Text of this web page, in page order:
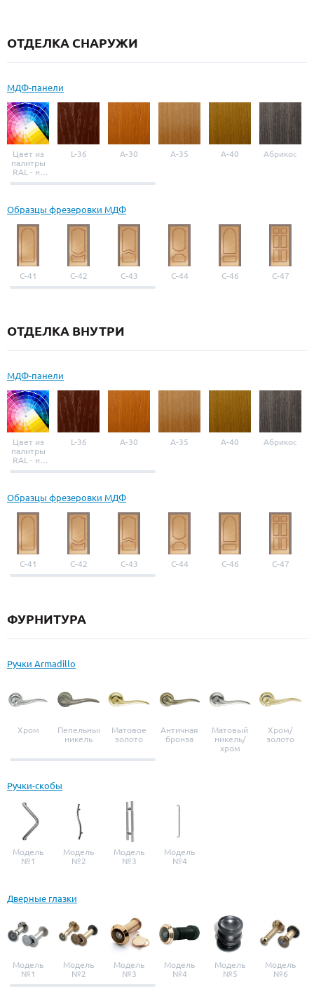
Резиновый уплотнитель
ОТДЕЛКА СНАРУЖИ
МДФ-панели
Цвет из
палитры
RAL - на
выбор
L-36 A-30 A-35 A-40 Абрикос
Образцы фрезеровки МДФ
С-41 С-42 С-43 С-44 С-46 С-47
ОТДЕЛКА ВНУТРИ
МДФ-панели
Цвет из
палитры
RAL - на
выбор
L-36 A-30 A-35 A-40 Абрикос
Образцы фрезеровки МДФ
С-41 С-42 С-43 С-44 С-46 С-47
ФУРНИТУРА
Ручки Armadillo
Хром
Пепельный
никель
Матовое
золото
Античная
бронза
Матовый
никель/
хром
Хром/
золото
Ручки-скобы
Модель
№1
Модель
№2
Модель
№3
Модель
№4
Дверные глазки
Модель
№1
Модель
№2
Модель
№3
Модель
№4
Модель
№5
Модель
№6